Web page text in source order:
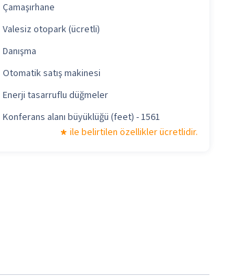
Çamaşırhane
Valesiz otopark (ücretli)
Danışma
Otomatik satış makinesi
Enerji tasarruflu düğmeler
Konferans alanı büyüklüğü (feet) - 1561
ile belirtilen özellikler ücretlidir.